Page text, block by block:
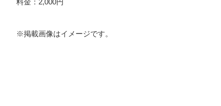
料金：2,000円
※掲載画像はイメージです。